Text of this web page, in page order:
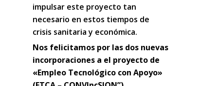
impulsar este proyecto tan
necesario en estos tiempos de
crisis sanitaria y económica.
Nos felicitamos por las dos nuevas
incorporaciones a el proyecto de
«Empleo Tecnológico con Apoyo»